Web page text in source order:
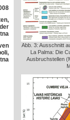
Abb. 3: Ausschnitt
La Palma: Die
Ausbruchstellen